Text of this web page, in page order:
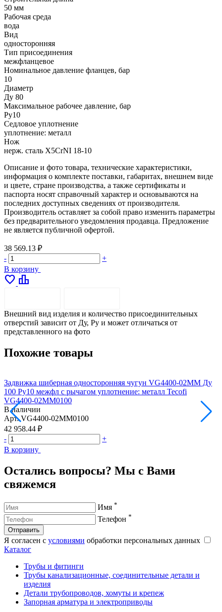
50 мм
Рабочая среда
вода
Вид
односторонняя
Тип присоединения
межфланцевое
Номинальное давление фланцев, бар
10
Диаметр
Ду 80
Максимальное рабочее давление, бар
Ру10
Седловое уплотнение
уплотнение: металл
Нож
нерж. сталь X5CrNI 18-10
Описание и фото товара, технические характеристики,
информация о комплекте поставки, габаритах, внешнем виде
и цвете, стране производства, а также сертификаты и
паспорта носят справочный характер и основываются на
последних доступных сведениях от производителя.
Производитель оставляет за собой право изменить параметры
без предварительного уведомления продавца. Предложение
не является публичной офертой.
38 569.13 ₽
-
+
В корзину
favorite leaderboard
Внешний вид изделия и количество присоединительных
отверстий зависит от Ду, Pу и может отличаться от
представленного на фото
Похожие товары
Задвижка шиберная односторонняя чугун VG4400-02MM Ду
100 Ру10 межфл с рычагом уплотнение: металл Tecofi
VG4400-02MM0100
В наличии
Арт. VG4400-02MM0100
42 958.44 ₽
-
+
В корзину
Остались вопросы? Мы с Вами
свяжемся
Имя *
Телефон *
Отправить
Я согласен с условиями обработки персональных данных
Каталог
Трубы и фитинги
Трубы канализационные, соединительные детали и
изделия
Детали трубопроводов, хомуты и крепеж
Запорная арматура и электроприводы